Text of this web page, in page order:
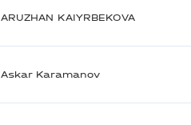
ARUZHAN KAIYRBEKOVA
Askar Karamanov